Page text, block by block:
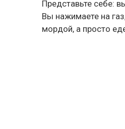
Представьте себе:
Вы нажимаете на
мордой, а просто